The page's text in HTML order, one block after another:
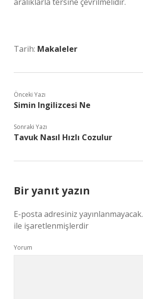
Tarih: Makaleler
Önceki Yazı
Simin Ingilizcesi Ne
Sonraki Yazı
Tavuk Nasıl Hızlı Cozulur
Bir yanıt yazın
E-posta adresiniz yayınlanmayacak.
ile işaretlenmişlerdir
Yorum